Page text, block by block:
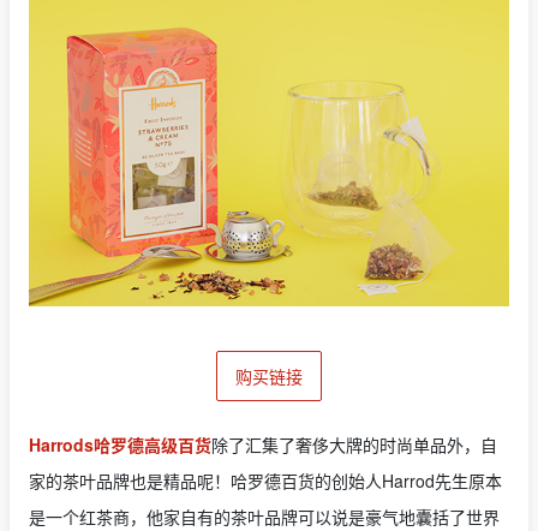
购买链接
Harrods哈罗德高级百货除了汇集了奢侈大牌的时尚单品外，自
家的茶叶品牌也是精品呢！哈罗德百货的创始人Harrod先生原本
是一个红茶商，他家自有的茶叶品牌可以说是豪气地囊括了世界